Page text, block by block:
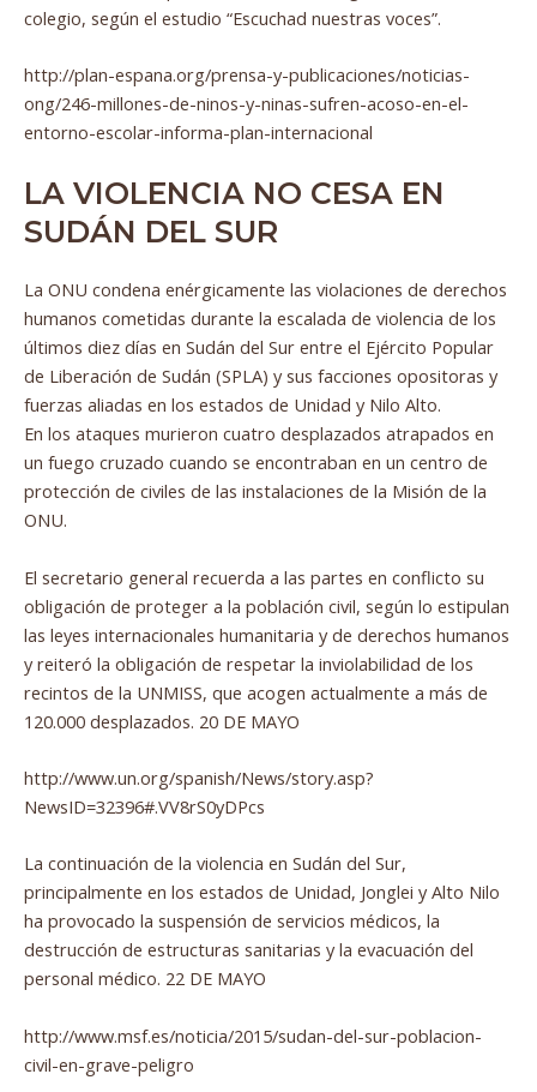
colegio, según el estudio “Escuchad nuestras voces”.
http://plan-espana.org/prensa-y-publicaciones/noticias-
ong/246-millones-de-ninos-y-ninas-sufren-acoso-en-el-
entorno-escolar-informa-plan-internacional
LA VIOLENCIA NO CESA EN
SUDÁN DEL SUR
La ONU condena enérgicamente las violaciones de derechos
humanos cometidas durante la escalada de violencia de los
últimos diez días en Sudán del Sur entre el Ejército Popular
de Liberación de Sudán (SPLA) y sus facciones opositoras y
fuerzas aliadas en los estados de Unidad y Nilo Alto.
En los ataques murieron cuatro desplazados atrapados en
un fuego cruzado cuando se encontraban en un centro de
protección de civiles de las instalaciones de la Misión de la
ONU.
El secretario general recuerda a las partes en conflicto su
obligación de proteger a la población civil, según lo estipulan
las leyes internacionales humanitaria y de derechos humanos
y reiteró la obligación de respetar la inviolabilidad de los
recintos de la UNMISS, que acogen actualmente a más de
120.000 desplazados. 20 DE MAYO
http://www.un.org/spanish/News/story.asp?
NewsID=32396#.VV8rS0yDPcs
La continuación de la violencia en Sudán del Sur,
principalmente en los estados de Unidad, Jonglei y Alto Nilo
ha provocado la suspensión de servicios médicos, la
destrucción de estructuras sanitarias y la evacuación del
personal médico. 22 DE MAYO
http://www.msf.es/noticia/2015/sudan-del-sur-poblacion-
civil-en-grave-peligro